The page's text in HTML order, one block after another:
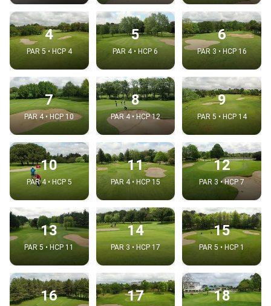
4
PAR 5 • HCP 4
5
PAR 4 • HCP 6
6
PAR 3 • HCP 16
7
PAR 4 • HCP 10
8
PAR 4 • HCP 12
9
PAR 5 • HCP 14
10
PAR 4 • HCP 5
11
PAR 4 • HCP 15
12
PAR 3 • HCP 7
13
PAR 5 • HCP 11
14
PAR 3 • HCP 17
15
PAR 5 • HCP 1
16 17 18